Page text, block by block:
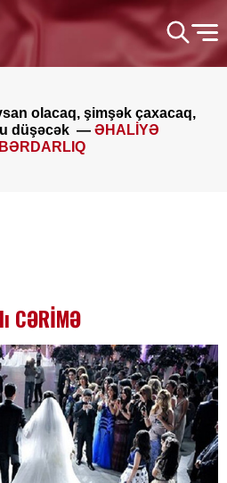
olacaq, şimşək çaxacaq,
düşəcək — ƏHALİYƏ
CƏRİMƏ